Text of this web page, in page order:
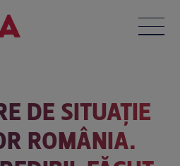
DE SITUAȚIE
ROMÂNIA.